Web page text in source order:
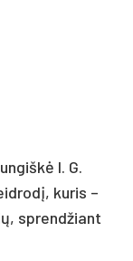
I. G.
kuris –
sprendžiant